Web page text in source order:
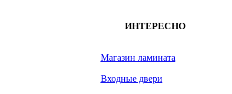
ИНТЕРЕСНО
Магазин ламината
Входные двери